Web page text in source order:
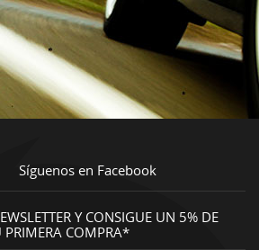
Síguenos en Facebook
Y CONSIGUE UN 5% DE
PRIMERA COMPRA*